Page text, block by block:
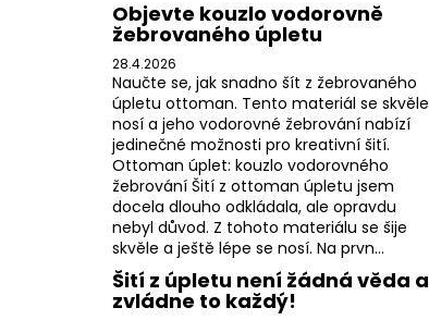
Objevte kouzlo vodorovně
žebrovaného úpletu
28.4.2026
Naučte se, jak snadno šít z žebrovaného
úpletu ottoman. Tento materiál se skvěle
nosí a jeho vodorovné žebrování nabízí
jedinečné možnosti pro kreativní šití.
Ottoman úplet: kouzlo vodorovného
žebrování Šití z ottoman úpletu jsem
docela dlouho odkládala, ale opravdu
nebyl důvod. Z tohoto materiálu se šije
skvěle a ještě lépe se nosí. Na prvn...
Šití z úpletu není žádná věda a
zvládne to každý!